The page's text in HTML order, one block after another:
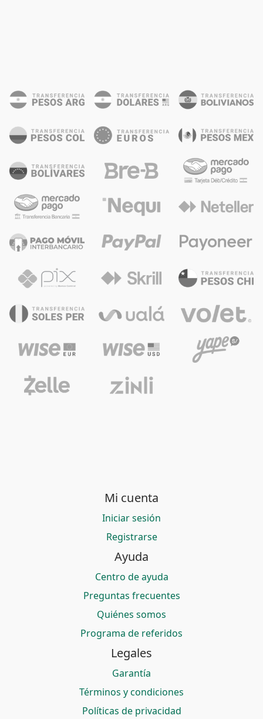
Mi cuenta
Iniciar sesión
Registrarse
Ayuda
Centro de ayuda
Preguntas frecuentes
Quiénes somos
Programa de referidos
Legales
Garantía
Términos y condiciones
Políticas de privacidad